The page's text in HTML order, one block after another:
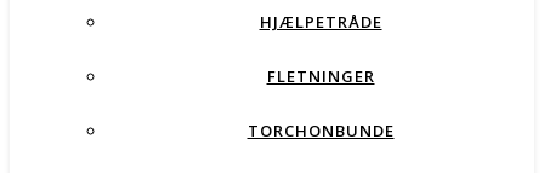
HJÆLPETRÅDE
FLETNINGER
TORCHONBUNDE